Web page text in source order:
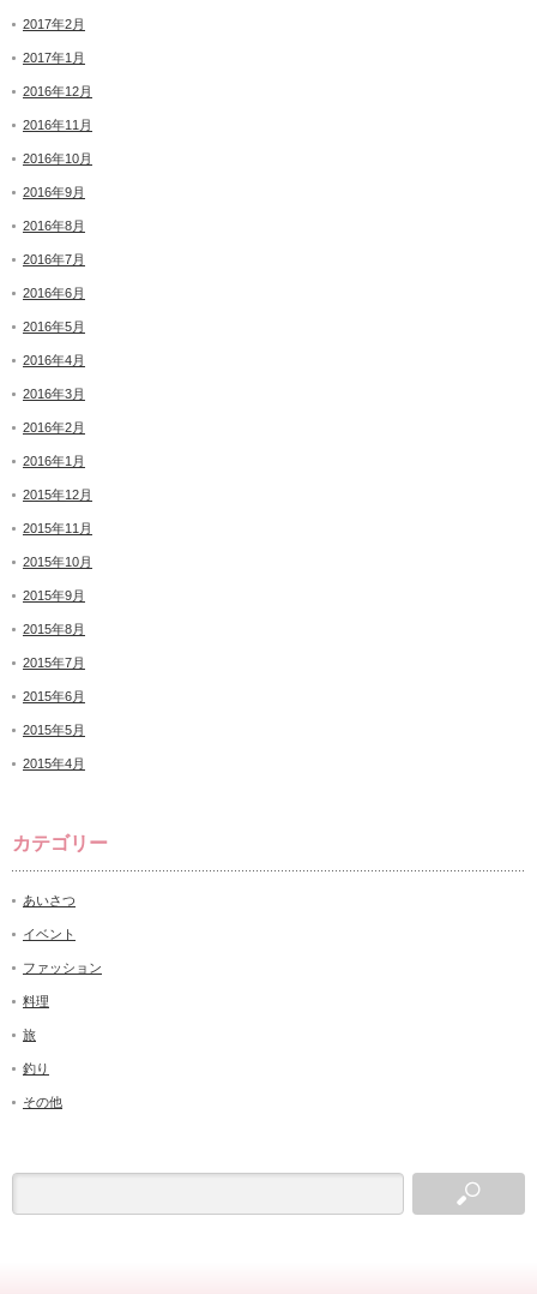
2017年2月
2017年1月
2016年12月
2016年11月
2016年10月
2016年9月
2016年8月
2016年7月
2016年6月
2016年5月
2016年4月
2016年3月
2016年2月
2016年1月
2015年12月
2015年11月
2015年10月
2015年9月
2015年8月
2015年7月
2015年6月
2015年5月
2015年4月
カテゴリー
あいさつ
イベント
ファッション
料理
旅
釣り
その他